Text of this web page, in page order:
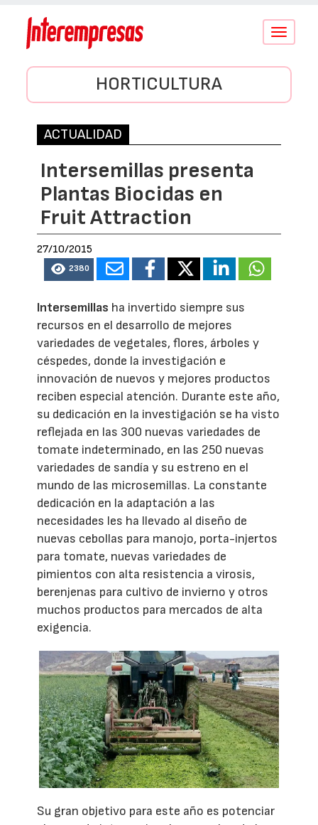
Conmutar
HORTICULTURA
ACTUALIDAD
Intersemillas presenta
Plantas Biocidas en
Fruit Attraction
27/10/2015
2380
Intersemillas ha invertido siempre sus
recursos en el desarrollo de mejores
variedades de vegetales, flores, árboles y
céspedes, donde la investigación e
innovación de nuevos y mejores productos
reciben especial atención. Durante este año,
su dedicación en la investigación se ha visto
reflejada en las 300 nuevas variedades de
tomate indeterminado, en las 250 nuevas
variedades de sandía y su estreno en el
mundo de las microsemillas. La constante
dedicación en la adaptación a las
necesidades les ha llevado al diseño de
nuevas cebollas para manojo, porta-injertos
para tomate, nuevas variedades de
pimientos con alta resistencia a virosis,
berenjenas para cultivo de invierno y otros
muchos productos para mercados de alta
exigencia.
Su gran objetivo para este año es potenciar